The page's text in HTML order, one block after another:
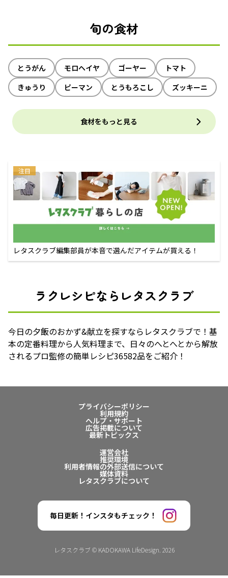
旬の食材
とうがん モロヘイヤ ゴーヤー
トマト
きゅうり
ピーマン とうもろこし ズッキーニ
食材をもっと見る
注目
レタスクラブ編集部員が本音で選んだアイテムが買える！
ラクレシピならレタスクラブ
今日の夕飯のおかず&献立を探すならレタスクラブで！基
本の定番料理から人気料理まで、日々のへとへとから解放
されるプロ監修の簡単レシピ36582品をご紹介！
プライバシーポリシー
利用規約
ヘルプ・サポート
広告掲載について
最新トピックス
運営会社
推奨環境
利用者情報の外部送信について
媒体資料
レタスクラブについて
毎日更新！インスタもチェック！
レタスクラブ © KADOKAWA LifeDesign. 2026